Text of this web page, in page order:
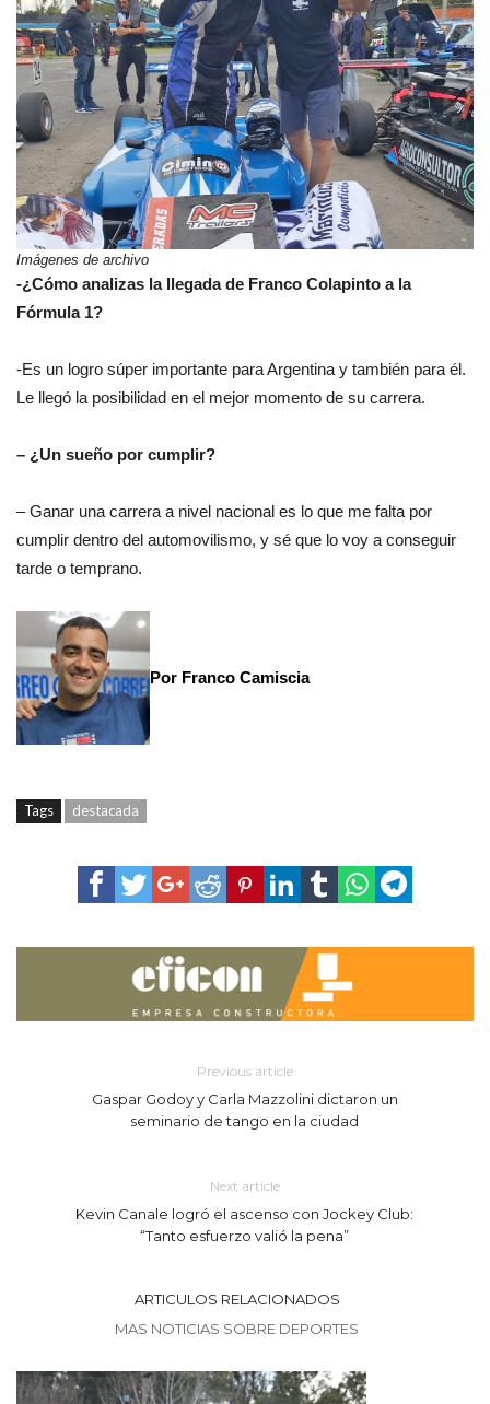
Imágenes de archivo
-¿Cómo analizas la llegada de Franco Colapinto a la
Fórmula 1?
-Es un logro súper importante para Argentina y también para él.
Le llegó la posibilidad en el mejor momento de su carrera.
– ¿Un sueño por cumplir?
– Ganar una carrera a nivel nacional es lo que me falta por
cumplir dentro del automovilismo, y sé que lo voy a conseguir
tarde o temprano.
Por Franco Camiscia
Tags destacada
Previous article
Gaspar Godoy y Carla Mazzolini dictaron un
seminario de tango en la ciudad
Next article
Kevin Canale logró el ascenso con Jockey Club:
“Tanto esfuerzo valió la pena”
ARTICULOS RELACIONADOS
MAS NOTICIAS SOBRE DEPORTES